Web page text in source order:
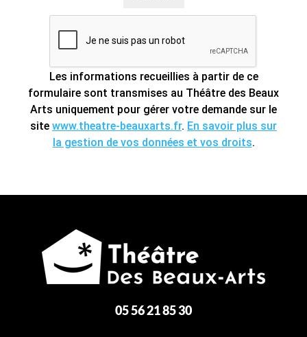
Les informations recueillies à partir de ce
formulaire sont transmises au Théâtre des Beaux
Arts uniquement pour gérer votre demande sur le
site www.theatre-beauxarts.fr. En savoir plus sur
la gestion de vos données et vos droits.
05 56 21 85 30